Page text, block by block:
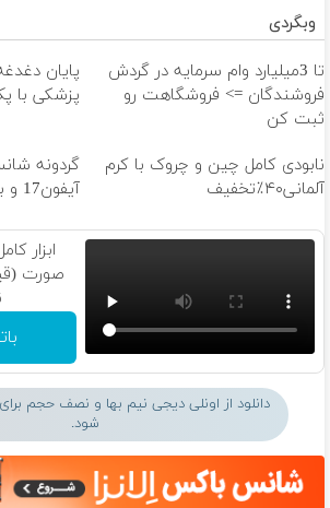
وبگردی
تا 3میلیارد وام سرمایه در گردش
فروشندگان => فروشگاهت رو
ثبت کن
پایان
پزشکی با
نابودی کامل چین و چروک با کرم
آلمانی۴۰٪تخفیف
آیفون17 و بیت کوین 🔥
ابزار
صورت
دانلود از اونلی دیجی نیم بها و نصف حجم
شود.